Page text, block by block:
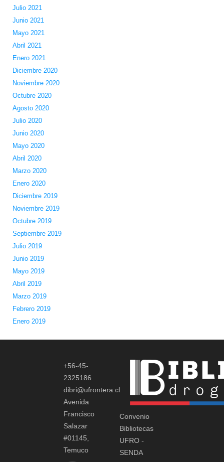
Julio 2021
Junio 2021
Mayo 2021
Abril 2021
Enero 2021
Diciembre 2020
Noviembre 2020
Octubre 2020
Agosto 2020
Julio 2020
Junio 2020
Mayo 2020
Abril 2020
Marzo 2020
Enero 2020
Diciembre 2019
Noviembre 2019
Octubre 2019
Septiembre 2019
Julio 2019
Junio 2019
Mayo 2019
Abril 2019
Marzo 2019
Febrero 2019
Enero 2019
+56-45-
2325186
dibri@ufrontera.cl
Avenida
Francisco
Salazar
#01145,
Temuco
Convenio
Bibliotecas
UFRO -
SENDA